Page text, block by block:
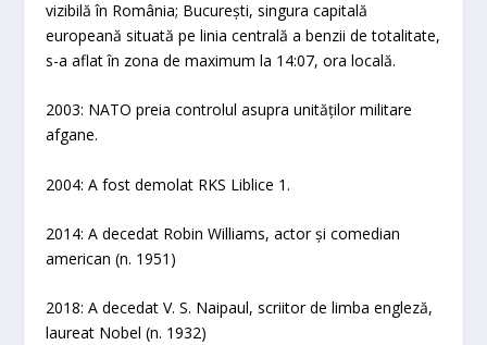
vizibilă în România; București, singura capitală
europeană situată pe linia centrală a benzii de totalitate,
s-a aflat în zona de maximum la 14:07, ora locală.
2003: NATO preia controlul asupra unităților militare
afgane.
2004: A fost demolat RKS Liblice 1.
2014: A decedat Robin Williams, actor și comedian
american (n. 1951)
2018: A decedat V. S. Naipaul, scriitor de limba engleză,
laureat Nobel (n. 1932)